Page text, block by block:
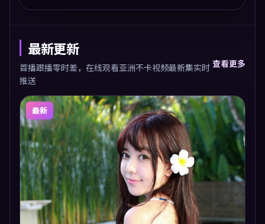
最新更新
首播跟播零时差，在线观看亚洲不卡视频最新集实时
推送
查看更多
最新